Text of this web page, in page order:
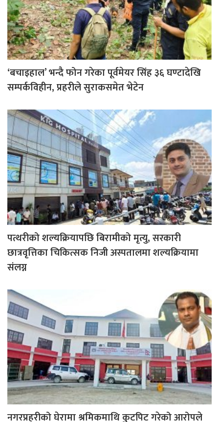
‘बचाइहाल’ भन्दै फोन गरेका पूर्वमेयर सिंह ३६ घण्टादेखि
सम्पर्कविहीन, प्रहरीले सुराकसमेत भेटेन
पत्थरीको शल्यक्रियापछि बिरामीको मृत्यु, सरकारी
छात्रवृत्तिका चिकित्सक निजी अस्पतालमा शल्यक्रियामा
संलग्न
नगरप्रहरीको घेरामा श्रमिकमाथि कुटपिट गरेको आरोपले